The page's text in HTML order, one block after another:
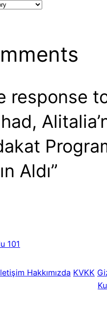
response
Aldı”
101
Hakkımızda KVKK